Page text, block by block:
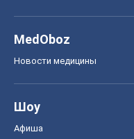
MedOboz
Новости медицины
Шоу
Афиша